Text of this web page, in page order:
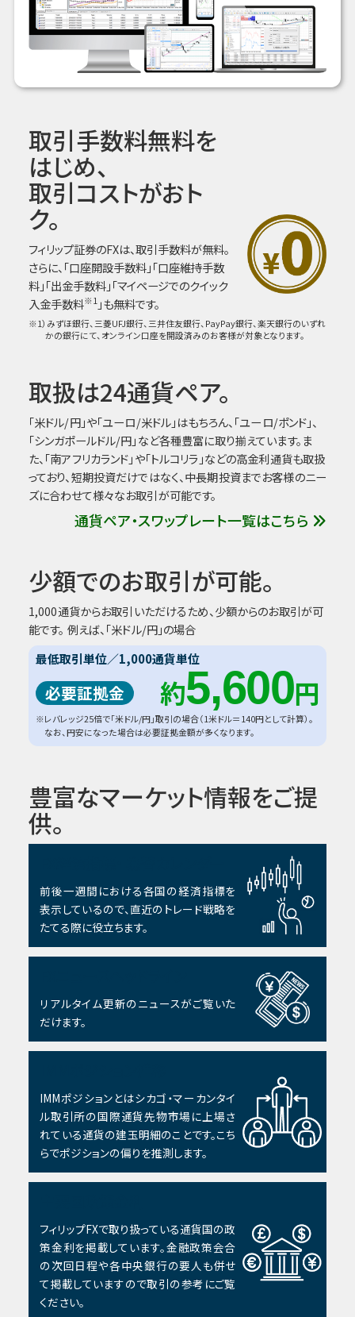
取引手数料無料を
はじめ、
取引コストがおト
ク。
フィリップ証券のFXは、取引手数料が無料。
さらに、「口座開設手数料」「口座維持手数
料」「出金手数料」「マイページでのクイック
入金手数料※1」も無料です。
※1）みずほ銀行、三菱UFJ銀行、三井住友銀行、PayPay銀行、楽天銀行のいずれ
かの銀行にて、オンライン口座を開設済みのお客様が対象となります。
取扱は24通貨ペア。
「米ドル/円」や「ユーロ/米ドル」はもちろん、「ユーロ/ポンド」、
「シンガポールドル/円」など各種豊富に取り揃えています。ま
た、「南アフリカランド」や「トルコリラ」などの高金利通貨も取扱
っており、短期投資だけではなく、中長期投資までお客様のニー
ズに合わせて様々なお取引が可能です。
通貨ペア・スワップレート一覧はこちら
少額でのお取引が可能。
1,000通貨からお取引いただけるため、少額からのお取引が可
能です。 例えば、「米ドル/円」の場合
最低取引単位／1,000通貨単位
必要証拠金 約5,600円
※レバレッジ25倍で「米ドル/円」取引の場合（1米ドル＝140円として計算）。
なお、円安になった場合は必要証拠金額が多くなります。
豊富なマーケット情報をご提
供。
前後一週間における各国の経済指標を
表示しているので、直近のトレード戦略を
たてる際に役立ちます。
リアルタイム更新のニュースがご覧いた
だけます。
IMMポジションとはシカゴ・マーカンタイ
ル取引所の国際通貨先物市場に上場さ
れている通貨の建玉明細のことです。こち
らでポジションの偏りを推測します。
フィリップFXで取り扱っている通貨国の政
策金利を掲載しています。金融政策会合
の次回日程や各中央銀行の要人も併せ
て掲載していますので取引の参考にご覧
ください。